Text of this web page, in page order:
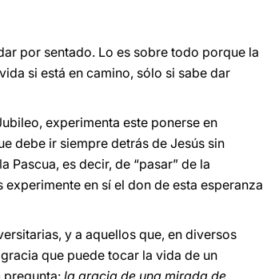
por sentado. Lo es sobre todo porque la
si está en camino, sólo si sabe dar
experimenta este ponerse en
debe ir siempre detrás de Jesús sin
es decir, de “pasar” de la
en sí el don de esta esperanza
y a aquellos que, en diversos
que puede tocar la vida de un
pregunta: la gracia de una mirada de